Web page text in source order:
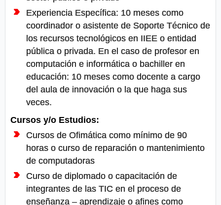
Experiencia Específica: 10 meses como
coordinador o asistente de Soporte Técnico de
los recursos tecnológicos en IIEE o entidad
pública o privada. En el caso de profesor en
computación e informática o bachiller en
educación: 10 meses como docente a cargo
del aula de innovación o la que haga sus
veces.
Cursos y/o Estudios:
Cursos de Ofimática como mínimo de 90
horas o curso de reparación o mantenimiento
de computadoras
Curso de diplomado o capacitación de
integrantes de las TIC en el proceso de
enseñanza – aprendizaje o afines como